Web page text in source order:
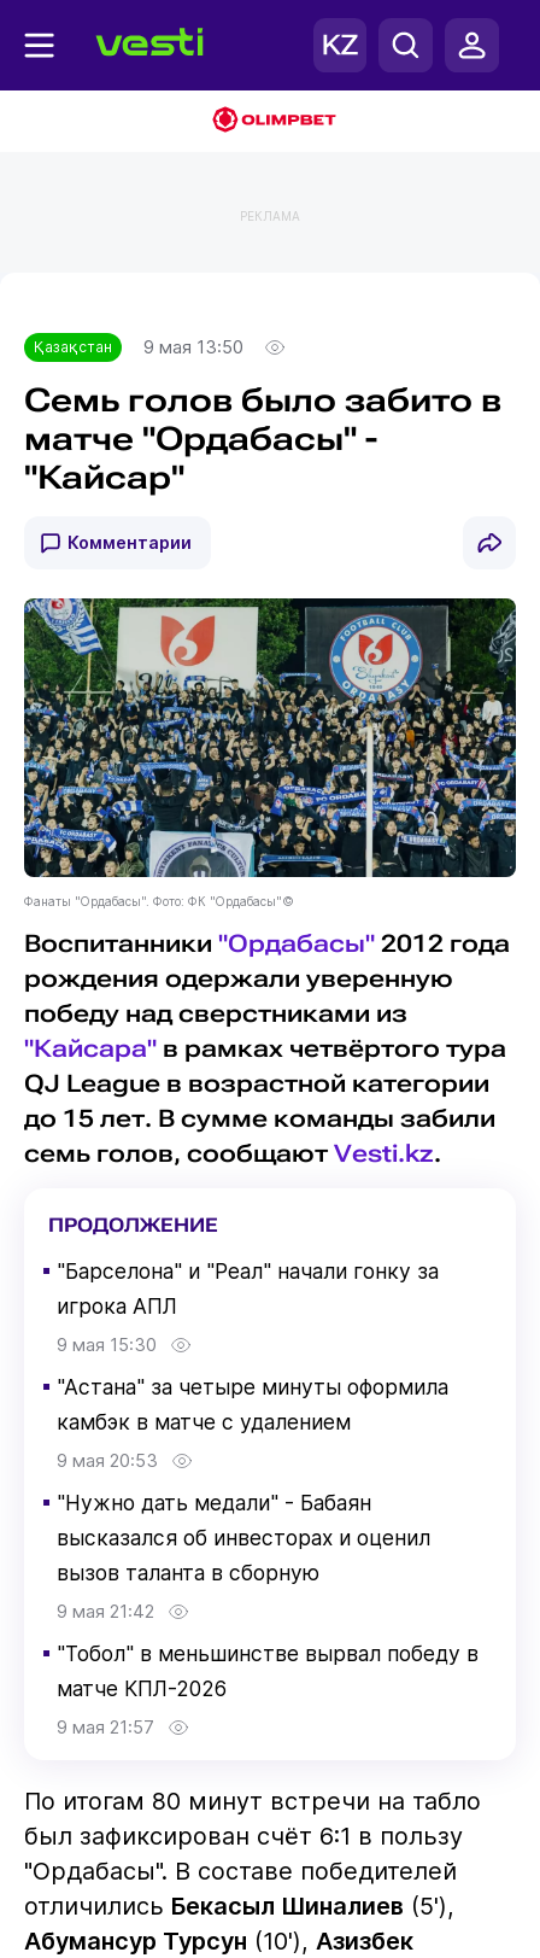
РЕКЛАМА
Қазақстан 9 мая 13:50
Семь голов было забито в
матче "Ордабасы" -
"Кайсар"
Комментарии
Фанаты "Ордабасы". Фото: ФК "Ордабасы"©
Воспитанники "Ордабасы"2012 года
рождения одержали уверенную
победу над сверстниками из
"Кайсара"в рамках четвёртого тура
QJ League в возрастной категории
до 15 лет. В сумме команды забили
семь голов, сообщают Vesti.kz.
ПРОДОЛЖЕНИЕ
▪ "Барселона" и "Реал" начали гонку за
игрока АПЛ
9 мая 15:30
▪ "Астана" за четыре минуты оформила
камбэк в матче с удалением
9 мая 20:53
▪ "Нужно дать медали" - Бабаян
высказался об инвесторах и оценил
вызов таланта в сборную
9 мая 21:42
▪ "Тобол" в меньшинстве вырвал победу в
матче КПЛ-2026
9 мая 21:57
По итогам 80 минут встречи на табло
был зафиксирован счёт 6:1 в пользу
"Ордабасы". В составе победителей
отличились Бекасыл Шиналиев (5'),
Абумансур Турсун (10'), Азизбек